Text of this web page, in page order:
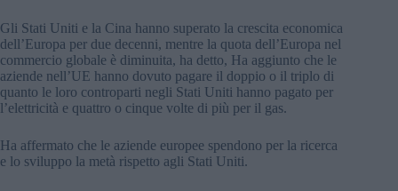
Gli Stati Uniti e la Cina hanno superato la crescita economica
dell’Europa per due decenni, mentre la quota dell’Europa nel
commercio globale è diminuita, ha detto, Ha aggiunto che le
aziende nell’UE hanno dovuto pagare il doppio o il triplo di
quanto le loro controparti negli Stati Uniti hanno pagato per
l’elettricità e quattro o cinque volte di più per il gas.
Ha affermato che le aziende europee spendono per la ricerca
e lo sviluppo la metà rispetto agli Stati Uniti.